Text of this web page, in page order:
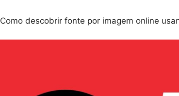
Como descobrir fonte por imagem online